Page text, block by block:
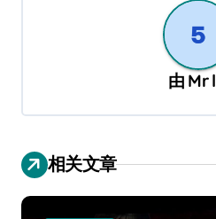
由 Mr
相关文章